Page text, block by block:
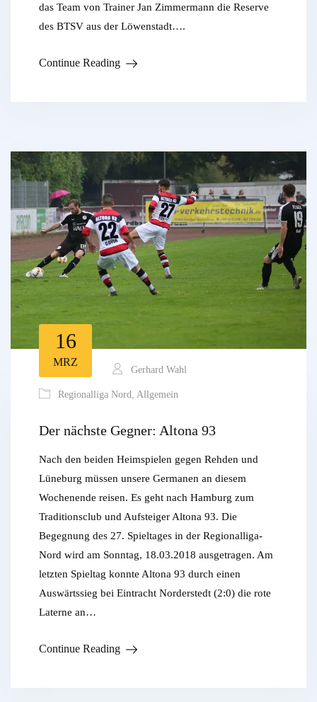
das Team von Trainer Jan Zimmermann die Reserve
des BTSV aus der Löwenstadt….
Continue Reading
16
MRZ
Gerhard Wahl
Regionalliga Nord Allgemein
Der nächste Gegner: Altona 93
Nach den beiden Heimspielen gegen Rehden und
Lüneburg müssen unsere Germanen an diesem
Wochenende reisen. Es geht nach Hamburg zum
Traditionsclub und Aufsteiger Altona 93. Die
Begegnung des 27. Spieltages in der Regionalliga-
Nord wird am Sonntag, 18.03.2018 ausgetragen. Am
letzten Spieltag konnte Altona 93 durch einen
Auswärtssieg bei Eintracht Norderstedt (2:0) die rote
Laterne an…
Continue Reading